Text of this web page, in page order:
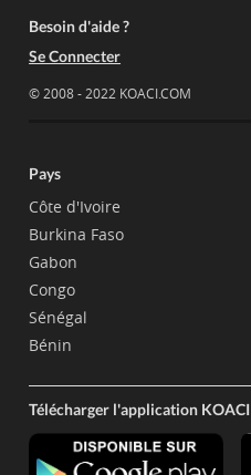
Besoin d'aide ?
Se Connecter
© 2008 - 2022 KOACI.COM
Pays
Côte d'Ivoire
Burkina Faso
Gabon
Congo
Sénégal
Bénin
Télécharger l'application KOACI